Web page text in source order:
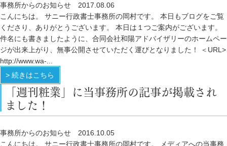
事務所からのお知らせ
2017.08.06
こんにちは。 サニー行政書士事務所の岡村です。 本日もブログをご覧
くださり、ありがとうございます。 本日は１つご案内がございます。
件名にも書きましたように、合同会社和陽アドバイザリーのホームペー
ジが出来上がり、無事公開させていただく運びとなりました！ ＜URL>
http://www.wa-...
> 続きはこちら
「週刊粧業」に当事務所の記事が掲載され
ました！
事務所からのお知らせ
2016.10.05
こんにちは。 サニー行政書士事務所の岡村です。 メディアへの当事務